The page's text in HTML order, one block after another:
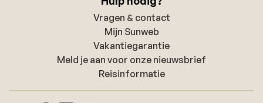
Vragen & contact
Mijn Sunweb
Vakantiegarantie
Meld je aan voor onze nieuwsbrief
Reisinformatie